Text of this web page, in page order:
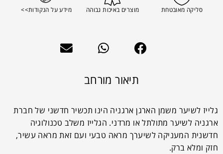
סליקה מאובטחת מוצרים באיכות גבוהה מידע על הנקודות>>
תיאור מורחב
גלייז לשיער משמן הארגן ארגניה הינו תכשיר חדשני של חברת
ארגניה לשיער מתולתל או מרדני. הגלייז משלב טכנולוגיה
חדשנית המעניקה לשיערך מראה טבעי ועם זאת מראה עשיר,
חזק ומלא ברק.